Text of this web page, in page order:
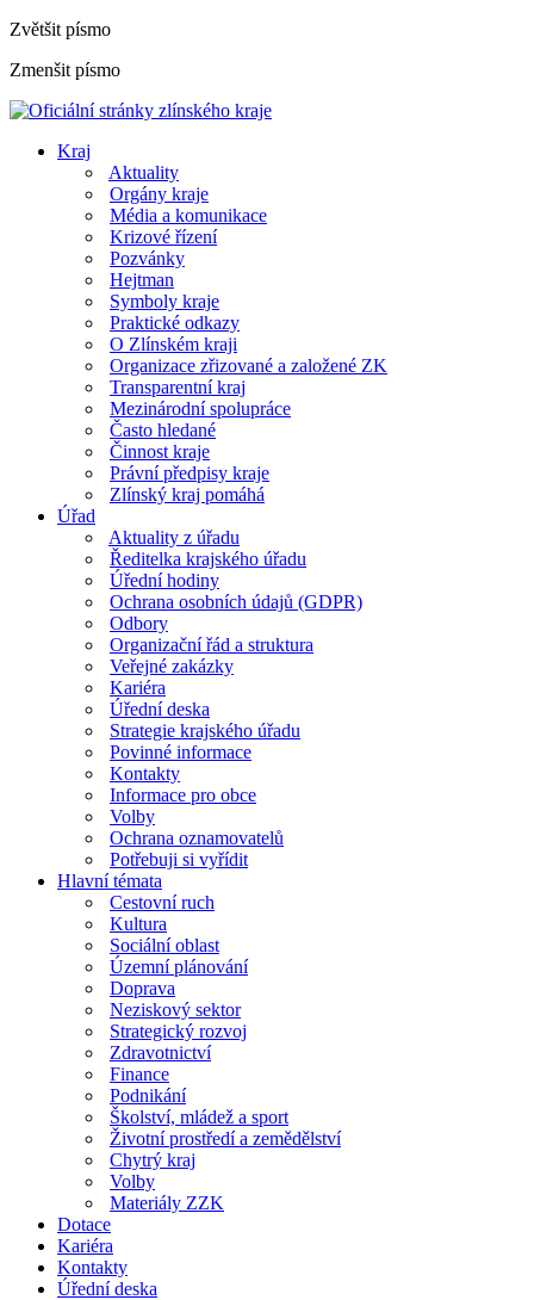
Zvětšit písmo
Zmenšit písmo
Kraj
Aktuality
Orgány kraje
Média a komunikace
Krizové řízení
Pozvánky
Hejtman
Symboly kraje
Praktické odkazy
O Zlínském kraji
Organizace zřizované a založené ZK
Transparentní kraj
Mezinárodní spolupráce
Často hledané
Činnost kraje
Právní předpisy kraje
Zlínský kraj pomáhá
Úřad
Aktuality z úřadu
Ředitelka krajského úřadu
Úřední hodiny
Ochrana osobních údajů (GDPR)
Odbory
Organizační řád a struktura
Veřejné zakázky
Kariéra
Úřední deska
Strategie krajského úřadu
Povinné informace
Kontakty
Informace pro obce
Volby
Ochrana oznamovatelů
Potřebuji si vyřídit
Hlavní témata
Cestovní ruch
Kultura
Sociální oblast
Územní plánování
Doprava
Neziskový sektor
Strategický rozvoj
Zdravotnictví
Finance
Podnikání
Školství, mládež a sport
Životní prostředí a zemědělství
Chytrý kraj
Volby
Materiály ZZK
Dotace
Kariéra
Kontakty
Úřední deska